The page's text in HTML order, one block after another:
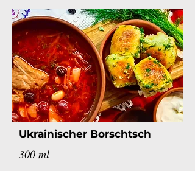
Ukrainischer Borschtsch
300 ml